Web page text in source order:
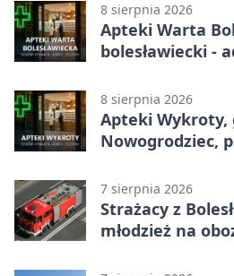
8 sierpnia 2026
Apteki Warta
bolesławiecki -
8 sierpnia 2026
Apteki Wykroty,
Nowogrodziec,
godziny otwarcia
7 sierpnia 2026
Strażacy z
młodzież na